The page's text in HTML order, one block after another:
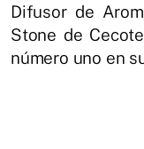
Difusor de
Stone de
número uno en